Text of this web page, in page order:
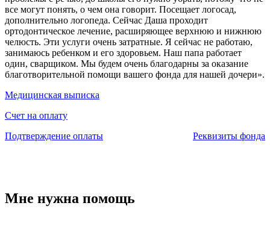
все могут понять, о чем она говорит. Посещает логосад,
дополнительно логопеда. Сейчас Даша проходит
ортодонтическое лечение, расширяющее верхнюю и нижнюю
челюсть. Эти услуги очень затратные. Я сейчас не работаю,
занимаюсь ребенком и его здоровьем. Наш папа работает
один, сварщиком. Мы будем очень благодарны за оказание
благотворительной помощи вашего фонда для нашей дочери».
Медицинская выписка
Счет на оплату
Подтверждение оплаты
Реквизиты фонда
Мне нужна помощь